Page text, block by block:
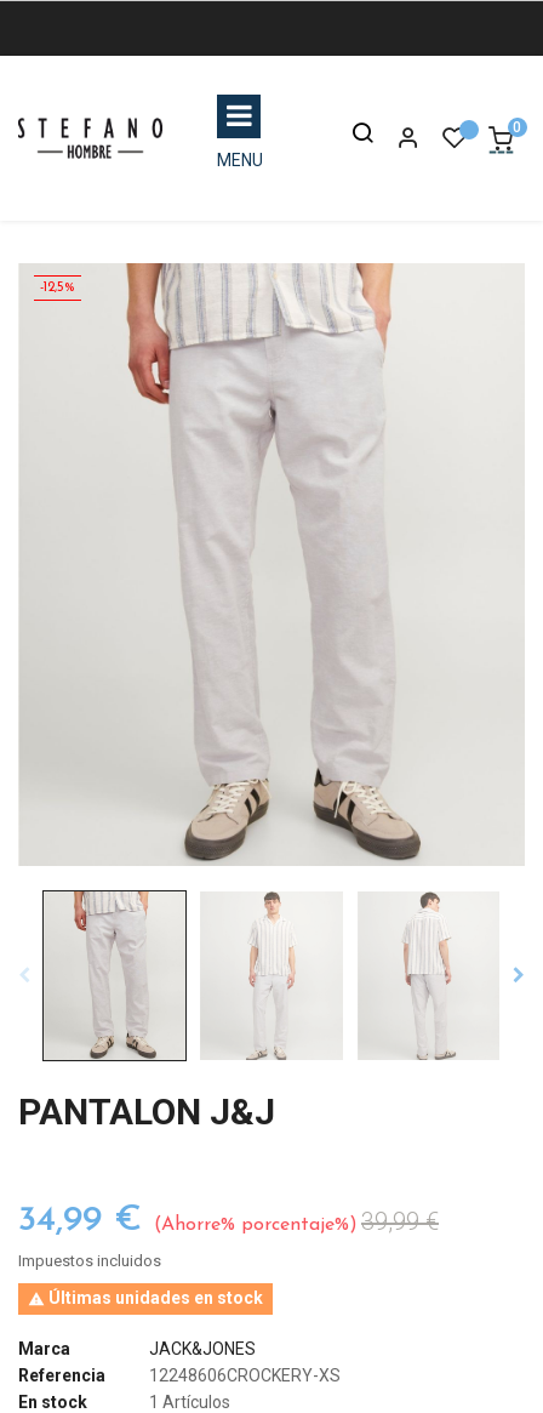
MENU
0
-12,5%
PANTALON J&J
34,99 € Ahorre% porcentaje% 39,99 €
Impuestos incluidos
 Últimas unidades en stock
Marca
JACK&JONES
Referencia
12248606CROCKERY-XS
En stock
1 Artículos